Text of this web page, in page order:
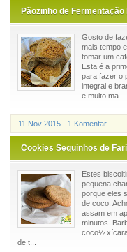
Pãozinho de
Gosto de
mais tempo
tomar um
Esta é a
para fazer o
integral e
e muito ma...
11 Nov 2015 - 1 Komentar
Cookies Sequinhos de
Estes
pequena
porque eles
de coco.
assam em
minutos.
coco½
de t...